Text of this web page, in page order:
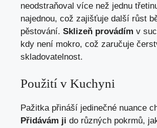
neodstraňoval více než jednu
najednou, což zajišťuje další růst
pěstování. Sklizeň provádím v
kdy není mokro, což zaručuje
skladovatelnost.
Použití v Kuchyni
Pažitka přináší jedinečné nuance
Přidávám ji do různých pokrmů,